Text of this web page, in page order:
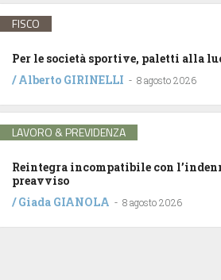
FISCO
Per le società sportive, paletti alla
/Alberto GIRINELLI - 8 agosto 2026
LAVORO & PREVIDENZA
Reintegra incompatibile con
preavviso
/Giada GIANOLA - 8 agosto 2026